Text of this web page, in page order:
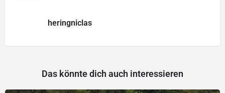
heringniclas
Das könnte dich auch interessieren